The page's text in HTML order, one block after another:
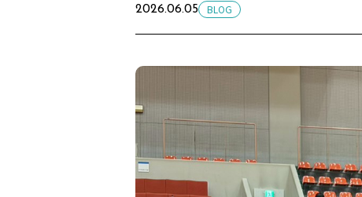
2026.06.05 BLOG